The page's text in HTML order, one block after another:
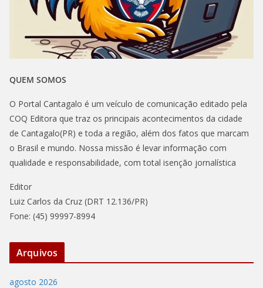
QUEM SOMOS
O Portal Cantagalo é um veículo de comunicação editado pela
COQ Editora que traz os principais acontecimentos da cidade
de Cantagalo(PR) e toda a região, além dos fatos que marcam
o Brasil e mundo. Nossa missão é levar informação com
qualidade e responsabilidade, com total isenção jornalística
Editor
Luiz Carlos da Cruz (DRT 12.136/PR)
Fone: (45) 99997-8994
Arquivos
agosto 2026